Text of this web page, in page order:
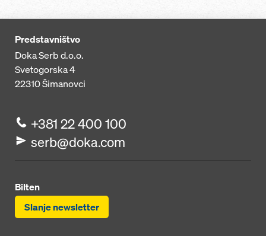
Predstavništvo
Doka Serb d.o.o.
Svetogorska 4
22310Šimanovci
+381 22 400 100
serb@doka.com
Bilten
Slanje newsletter